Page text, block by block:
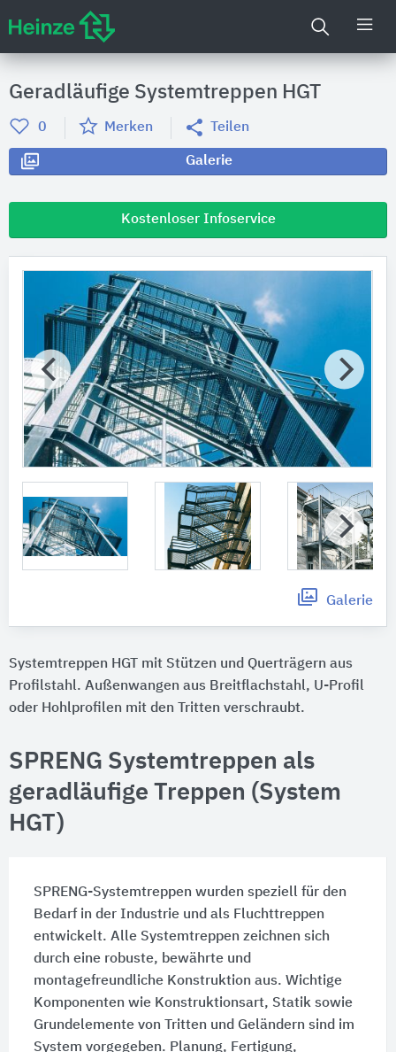
Geradläufige Systemtreppen HGT
0 Merken Teilen
Galerie
Kostenloser Infoservice
Galerie
Systemtreppen HGT mit Stützen und Querträgern aus
Profilstahl. Außenwangen aus Breitflachstahl, U-Profil
oder Hohlprofilen mit den Tritten verschraubt.
SPRENG Systemtreppen als
geradläufige Treppen (System
HGT)
SPRENG-Systemtreppen wurden speziell für den
Bedarf in der Industrie und als Fluchttreppen
entwickelt. Alle Systemtreppen zeichnen sich
durch eine robuste, bewährte und
montagefreundliche Konstruktion aus. Wichtige
Komponenten wie Konstruktionsart, Statik sowie
Grundelemente von Tritten und Geländern sind im
System vorgegeben. Planung, Fertigung,